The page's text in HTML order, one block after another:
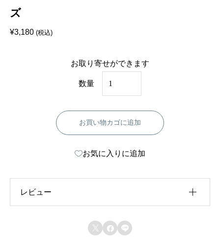
ズ
¥3,180 (税込)
お取り寄せができます
ト
ル
ヴ
レ
T
シ
ャ
数量
お買い物カゴに追加
お気に入りに追加
レビュー
レビュー投稿には、会員登録が必要です。
会員登録する
  